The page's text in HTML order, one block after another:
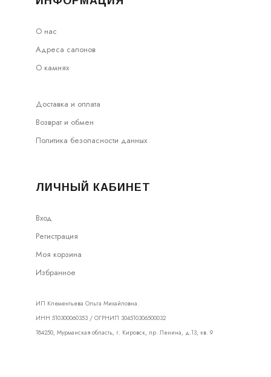
О нас
Адреса салонов
О камнях
Доставка и оплата
Возврат и обмен
Политика безопасности данных
ЛИЧНЫЙ КАБИНЕТ
Вход
Регистрация
Моя корзина
Избранное
ИП Клементьева Ольга Михайловна.
ИНН 510300060353 / ОГРНИП 304510306500032
184250, Мурманская область, г. Кировск, пр. Ленина, д.13, кв. 9